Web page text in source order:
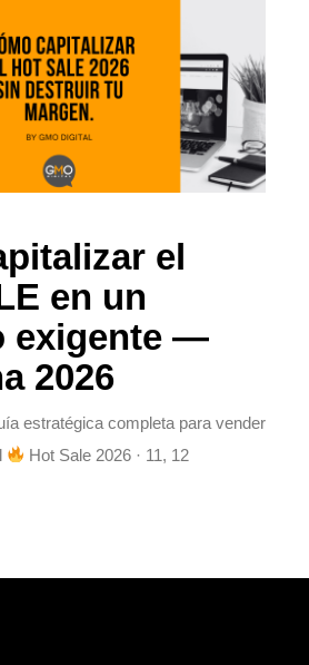
el
en un
exigente —
2026
estratégica completa para vender
Hot Sale 2026 · 11, 12